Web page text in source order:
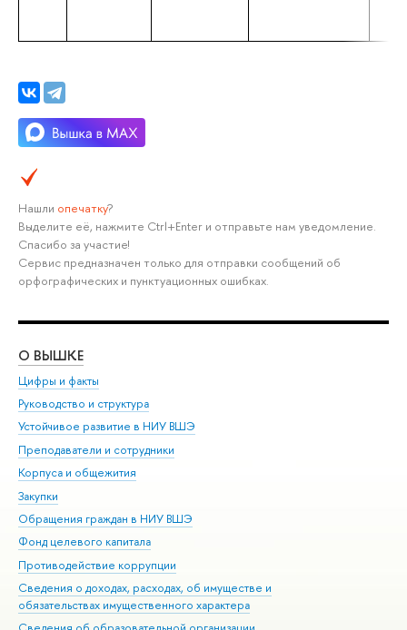
Нашли опечатку?
Выделите её, нажмите Ctrl+Enter и отправьте нам уведомление.
Спасибо за участие!
Сервис предназначен только для отправки сообщений об
орфографических и пунктуационных ошибках.
О ВЫШКЕ
Цифры и факты
Руководство и структура
Устойчивое развитие в НИУ ВШЭ
Преподаватели и сотрудники
Корпуса и общежития
Закупки
Обращения граждан в НИУ ВШЭ
Фонд целевого капитала
Противодействие коррупции
Сведения о доходах, расходах, об имуществе и
обязательствах имущественного характера